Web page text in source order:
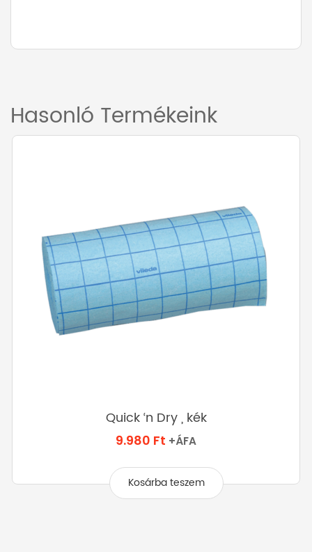
Méret (cm)
Hasonló Termékeink
Quick ‘n Dry , kék
9.980 Ft +ÁFA
Kosárba teszem